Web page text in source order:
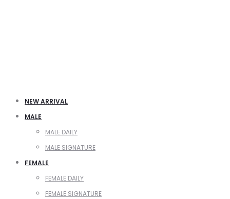
NEW ARRIVAL
MALE
MALE DAILY
MALE SIGNATURE
FEMALE
FEMALE DAILY
FEMALE SIGNATURE